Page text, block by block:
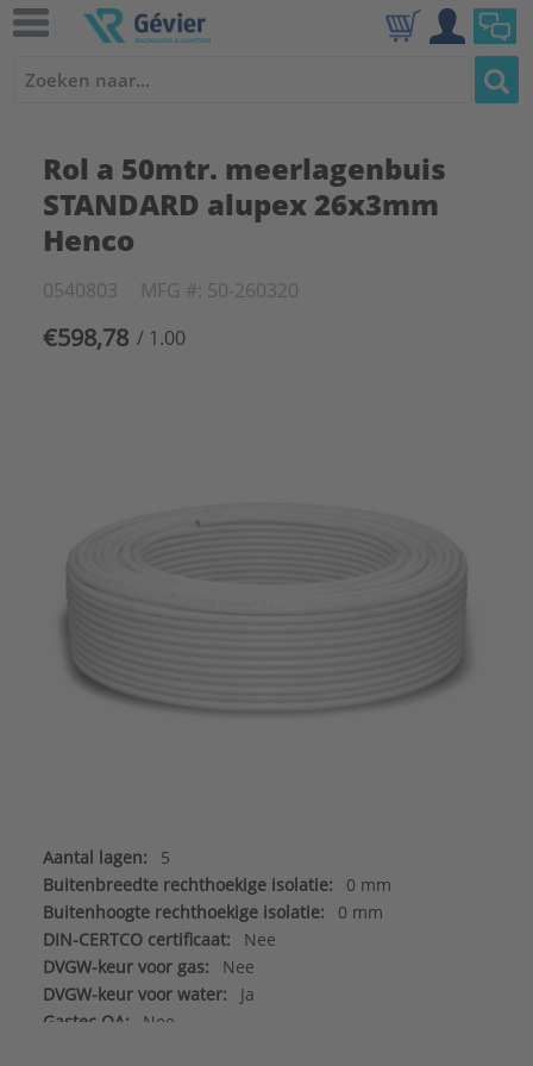
Rol a 50mtr. meerlagenbuis
STANDARD alupex 26x3mm
Henco
0540803 MFG #: 50-260320
€598,78 / 1.00
Aantal lagen:
5
Buitenbreedte rechthoekige isolatie:
0 mm
Buitenhoogte rechthoekige isolatie:
0 mm
DIN-CERTCO certificaat:
Nee
DVGW-keur voor gas:
Nee
DVGW-keur voor water:
Ja
Gastec QA:
Nee